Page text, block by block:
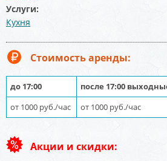
Услуги:
Кухня
Стоимость аренды:
до 17:00
после 17:00
от 1000 руб./час
от 1000 руб./час
Акции и скидки: